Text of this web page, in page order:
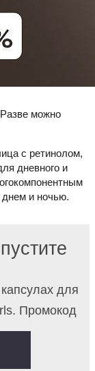
можно
с ретинолом,
дневного и
днем и ночью.
для
Промокод